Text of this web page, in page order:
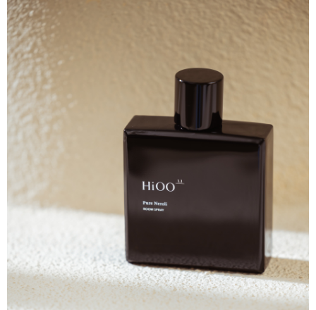
ームページの『個人情報の収集、処理及び利用に関する声明』をご参照く
ださい（
AFTEEの初回ご利用の際に、審査を通過すれば、最高額がNT$10,000にな
ります。支払い期限を過ぎた場合、その金額に基づいて年利20%の遅延滞
納金が加算されます。未成年の利用者は、事前に法定代理人または後見人
の同意を得ればAFTEEをご利用いただけます。
個人情報の処理、利用について疑問がある、または関連する法律の権利を
行使したい場合は、ネットプロテクションズ
cs_tw@netprotections.co.jp
にご連絡ください。上記に示した個人情報を、必要な購入注文書とあわせ
てAFTEEにご提供いただく、またはAFTEEにあなたの個人情報の収集、処